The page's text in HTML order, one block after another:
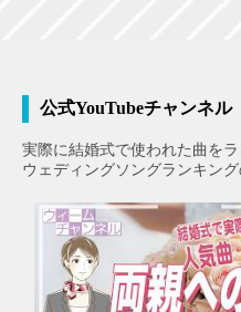
公式YouTubeチャンネル
実際に結婚式で使われた曲を
ウェディングソングランキン